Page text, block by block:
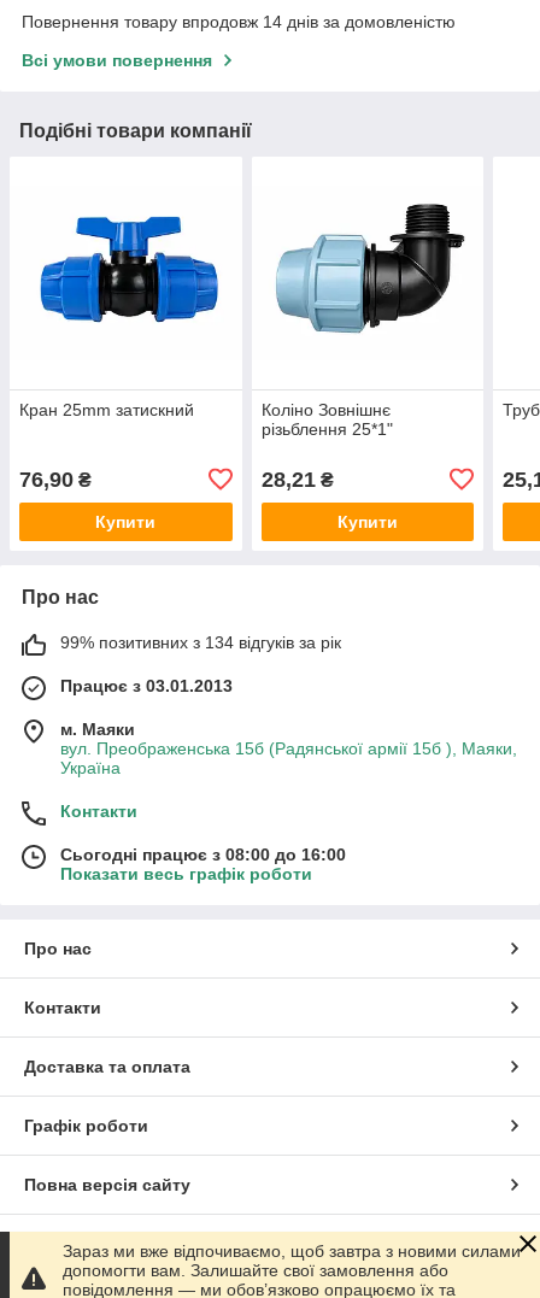
Повернення товару впродовж 14 днів за домовленістю
Всі умови повернення
Подібні товари компанії
Кран 25mm затискний
76,90 ₴
Купити
Коліно Зовнішнє
різьблення 25*1"
28,21₴
Купити
Про нас
99% позитивних з 134 відгуків за рік
Працює з 03.01.2013
м. Маяки
вул. Преображенська 15б (Радянської армії 15б ), Маяки,
Україна
Контакти
Сьогодні працює з 08:00 до 16:00
Показати весь графік роботи
Про нас
Контакти
Доставка та оплата
Графік роботи
Повна версія сайту
Сайт створено на маркетплейсі Prom.ua
Зараз ми вже відпочиваємо, щоб завтра з новими силами
допомогти вам. Залишайте свої замовлення або
повідомлення — ми обов’язково опрацюємо їх та